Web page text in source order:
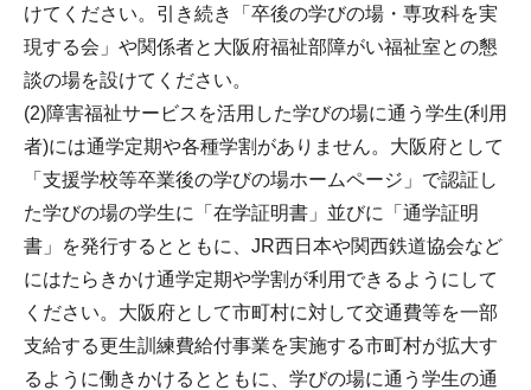
けてください。引き続き「卒後の学びの場・専攻科を実
現する会」や関係者と大阪府福祉部障がい福祉室との懇
談の場を設けてください。
(2)障害福祉サービスを活用した学びの場に通う学生(利用
者)には通学定期や各種学割がありません。大阪府として
「支援学校等卒業後の学びの場ホームページ」で認証し
た学びの場の学生に「在学証明書」並びに「通学証明
書」を発行するとともに、JR西日本や関西鉄道協会など
にはたらきかけ通学定期や学割が利用できるようにして
ください。大阪府として市町村に対して交通費等を一部
支給する更生訓練費給付事業を実施する市町村が拡大す
るように働きかけるとともに、学びの場に通う学生の通